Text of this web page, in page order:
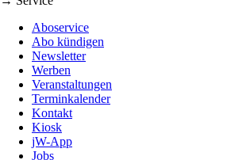
Aboservice
Abo kündigen
Newsletter
Werben
Veranstaltungen
Terminkalender
Kontakt
Kiosk
jW-App
Jobs